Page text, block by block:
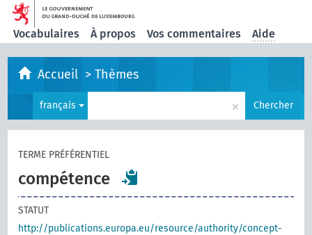
Vocabulaires À propos Vos commentaires Aide
Accueil >Thèmes
français × Chercher
TERME PRÉFÉRENTIEL
compétence
STATUT
http://publications.europa.eu/resource/authority/concept-